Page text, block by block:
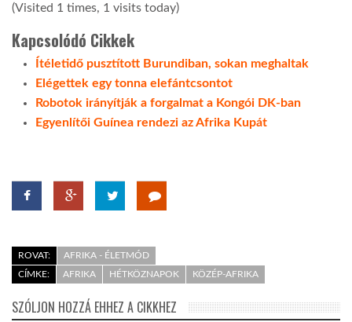
(Visited 1 times, 1 visits today)
Kapcsolódó Cikkek
Ítéletidő pusztított Burundiban, sokan meghaltak
Elégettek egy tonna elefántcsontot
Robotok irányítják a forgalmat a Kongói DK-ban
Egyenlítői Guínea rendezi az Afrika Kupát
ROVAT:
AFRIKA - ÉLETMÓD
CÍMKE:
AFRIKA HÉTKÖZNAPOK KÖZÉP-AFRIKA
SZÓLJON HOZZÁ EHHEZ A CIKKHEZ